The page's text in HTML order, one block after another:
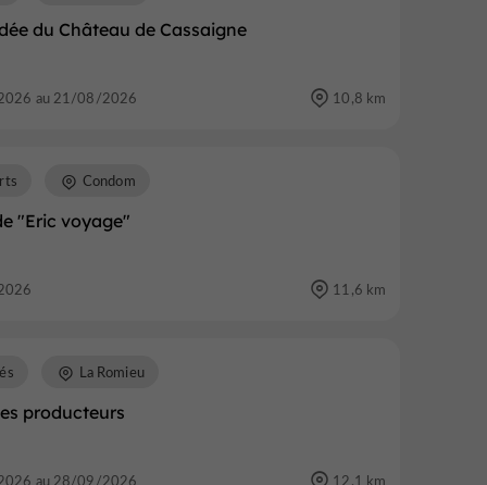
du Château de Cassaigne
au 21/08/2026 10,8 km
"Eric voyage"
Condom
11,6 km
producteurs
La Romieu
au 28/09/2026 12,1 km